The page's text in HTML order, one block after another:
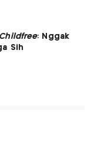
Childfree: Nggak
Sih